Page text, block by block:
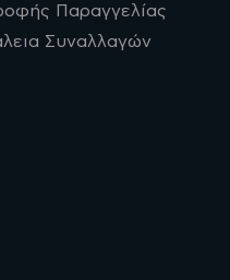
Παραγγελίας
Συναλλαγών